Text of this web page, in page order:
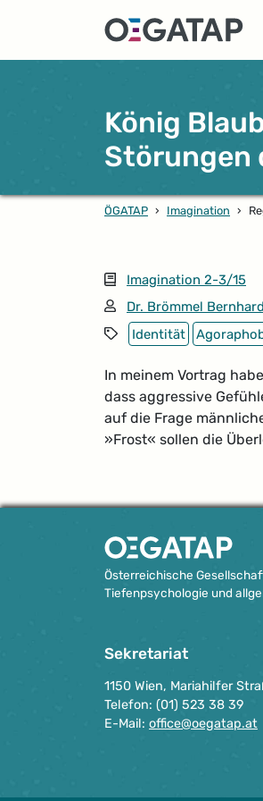
König
Störungen
ÖGATAP › Imagination ›
Ausgabe
Imagination 2-3/15
Autor*in:
Dr. Brömmel Bernhard
Schlagwörter
Identität
In meinem Vortrag
dass aggressive
auf die Frage
»Frost« sollen die
Österreichische
Tiefenpsychologie und
Sekretariat
1150 Wien, Mariahilfer
Telefon: (01) 523 38 39
E-Mail: office@oegatap.at